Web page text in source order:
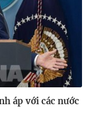
áp với các nước